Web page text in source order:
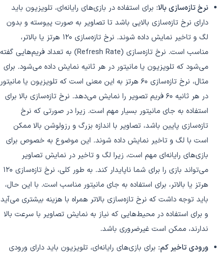
نرخ تازه‌سازی بالا: برای استفاده در بازی‌های رایانه‌ای، تلویزیون باید
دارای نرخ تازه‌سازی بالایی باشد تا تصاویر به صورت پیوسته و بدون
لگ و تاخیر نمایش داده شوند. نرخ تازه‌سازی 120 هرتز یا بالاتر،
مناسب است. نرخ تازه‌سازی (Refresh Rate) به تعداد فریم‌هایی گفته
می‌شود که تلویزیون یا مانیتور در هر ثانیه نمایش داده می‌شود. برای
مثال، نرخ تازه‌سازی 60 هرتز به این معنی است که تلویزیون یا مانیتور
در هر ثانیه 60 فریم تصویر را نمایش می‌دهد. نرخ تازه‌سازی بالا برای
استفاده به جای مانیتور بسیار مهم است. زیرا در صورتی که نرخ
تازه‌سازی پایین باشد، تصاویر با اندازه بزرگ و رزولوشن بالا ممکن
است با لگ و تاخیر نمایش داده شوند. این موضوع به خصوص برای
بازی‌های رایانه‌ای مهم است، زیرا لگ و تاخیر در نمایش تصاویر
می‌تواند بازی را برای شما ناپایدار کند. به طور کلی، نرخ تازه‌سازی 120
هرتز یا بالاتر، برای استفاده به جای مانیتور مناسب است. با این حال،
باید توجه داشت که نرخ تازه‌سازی بالاتر همراه با هزینه بیشتری می‌آید
و برای استفاده در محیط‌هایی که نیاز به نمایش تصاویر با سرعت بالا
ندارند، ممکن است غیرضروری باشد.
ورودی تاخیر کم: برای بازی‌های رایانه‌ای، تلویزیون باید دارای ورودی